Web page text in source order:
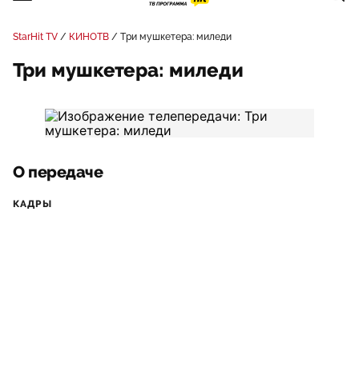
StarHit TV КИНОТВ Три мушкетера: миледи
Три мушкетера: миледи
О передаче
КАДРЫ